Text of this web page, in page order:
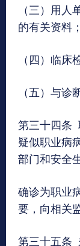
（三）用
的有关资料；
（四）临床
（五）与诊
第三十四条
疑似职业病
部门和安全
确诊为职业
要，向相关
第三十五条